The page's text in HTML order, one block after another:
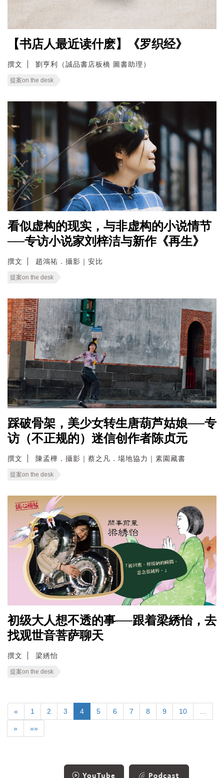
【书店人最近读什麽】《罗织经》
撰文 劉亨利（誠品書店板橋 圖書助理）
提案on the desk
看似虚构的现实，与非虚构的小说情节
──专访小说家刘梓洁与新作《再生》
撰文 趙鴻祐．攝影｜安比
提案on the desk
踩破骨架，美少女转生唐葫芦姑娘──专
访（不正规的）迷信创作者陈贞元
撰文 陳孟樺．攝影｜蔡之凡．場地協力｜素園藏書
提案on the desk
初级大人想不透的事──跟着梁綉怡，去
找观世音菩萨聊天
撰文 梁綉怡
提案on the desk
« 1 2 3 4 5 6 7 8 9 10
» »»